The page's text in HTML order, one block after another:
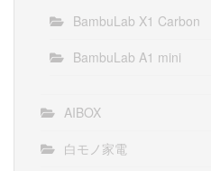
BambuLab X1 Carbon
BambuLab A1 mini
AIBOX
白モノ家電